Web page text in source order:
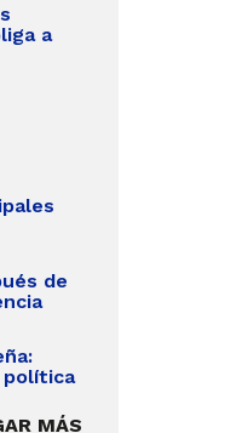
a
de
política
MÁS